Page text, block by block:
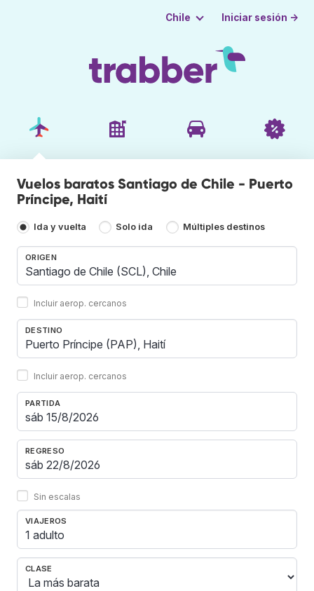
Chile Iniciar sesión →
Vuelos baratos Santiago de Chile - Puerto
Príncipe, Haití
Ida y vuelta Solo ida Múltiples destinos
ORIGEN
Incluir aerop. cercanos
DESTINO
Incluir aerop. cercanos
PARTIDA
REGRESO
Sin escalas
VIAJEROS
1 adulto
CLASE